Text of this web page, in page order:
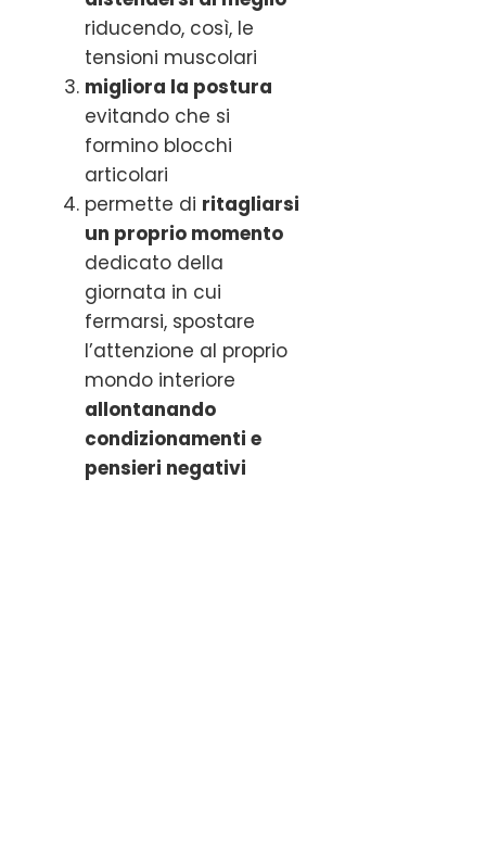
riducendo, così, le
tensioni muscolari
migliora la postura
evitando che si
formino blocchi
articolari
permette di ritagliarsi
un proprio momento
dedicato della
giornata in cui
fermarsi, spostare
l’attenzione al proprio
mondo interiore
allontanando
condizionamenti e
pensieri negativi